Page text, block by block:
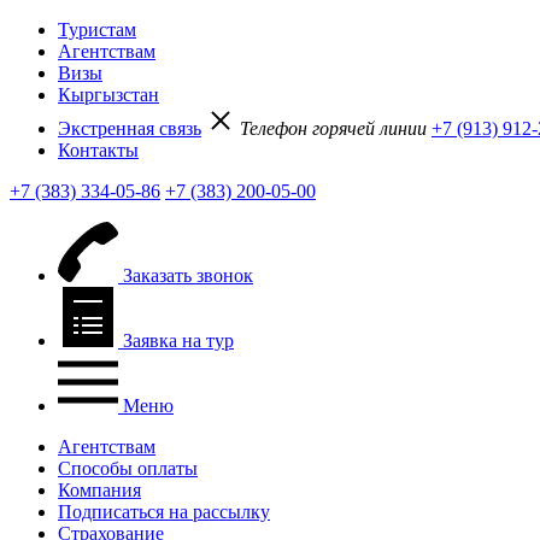
Туристам
Агентствам
Визы
Кыргызстан
Экстренная связь
Телефон горячей линии +7 (913)
Контакты
+7 (383) 334-05-86 +7 (383) 200-05-00
Заказать звонок
Заявка на тур
Меню
Агентствам
Способы оплаты
Компания
Подписаться на рассылку
Страхование